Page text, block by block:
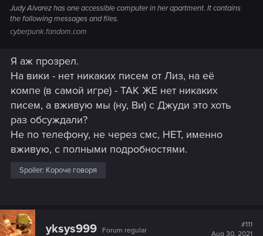
Judy Alvarez has one accessible computer in her apartment. It contains
the following messages and files.
cyberpunk.fandom.com
Я аж прозрел.
На вики - нет никаких писем от Лиз, на её
компе (в самой игре) - ТАК ЖЕ нет никаких
писем, а вживую мы (ну, Ви) с Джуди это хоть
раз обсуждали?
Не по телефону, не через смс, НЕТ, именно
вживую, с полными подробностями.
Spoiler: Короче говоря
yksys999 Forum regular
#111
Aug 30, 2021